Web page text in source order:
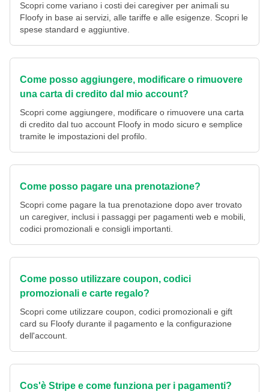
Scopri come variano i costi dei caregiver per animali su
Floofy in base ai servizi, alle tariffe e alle esigenze. Scopri le
spese standard e aggiuntive.
Come posso aggiungere, modificare o rimuovere
una carta di credito dal mio account?
Scopri come aggiungere, modificare o rimuovere una carta
di credito dal tuo account Floofy in modo sicuro e semplice
tramite le impostazioni del profilo.
Come posso pagare una prenotazione?
Scopri come pagare la tua prenotazione dopo aver trovato
un caregiver, inclusi i passaggi per pagamenti web e mobili,
codici promozionali e consigli importanti.
Come posso utilizzare coupon, codici
promozionali e carte regalo?
Scopri come utilizzare coupon, codici promozionali e gift
card su Floofy durante il pagamento e la configurazione
dell'account.
Cos'è Stripe e come funziona per i pagamenti?